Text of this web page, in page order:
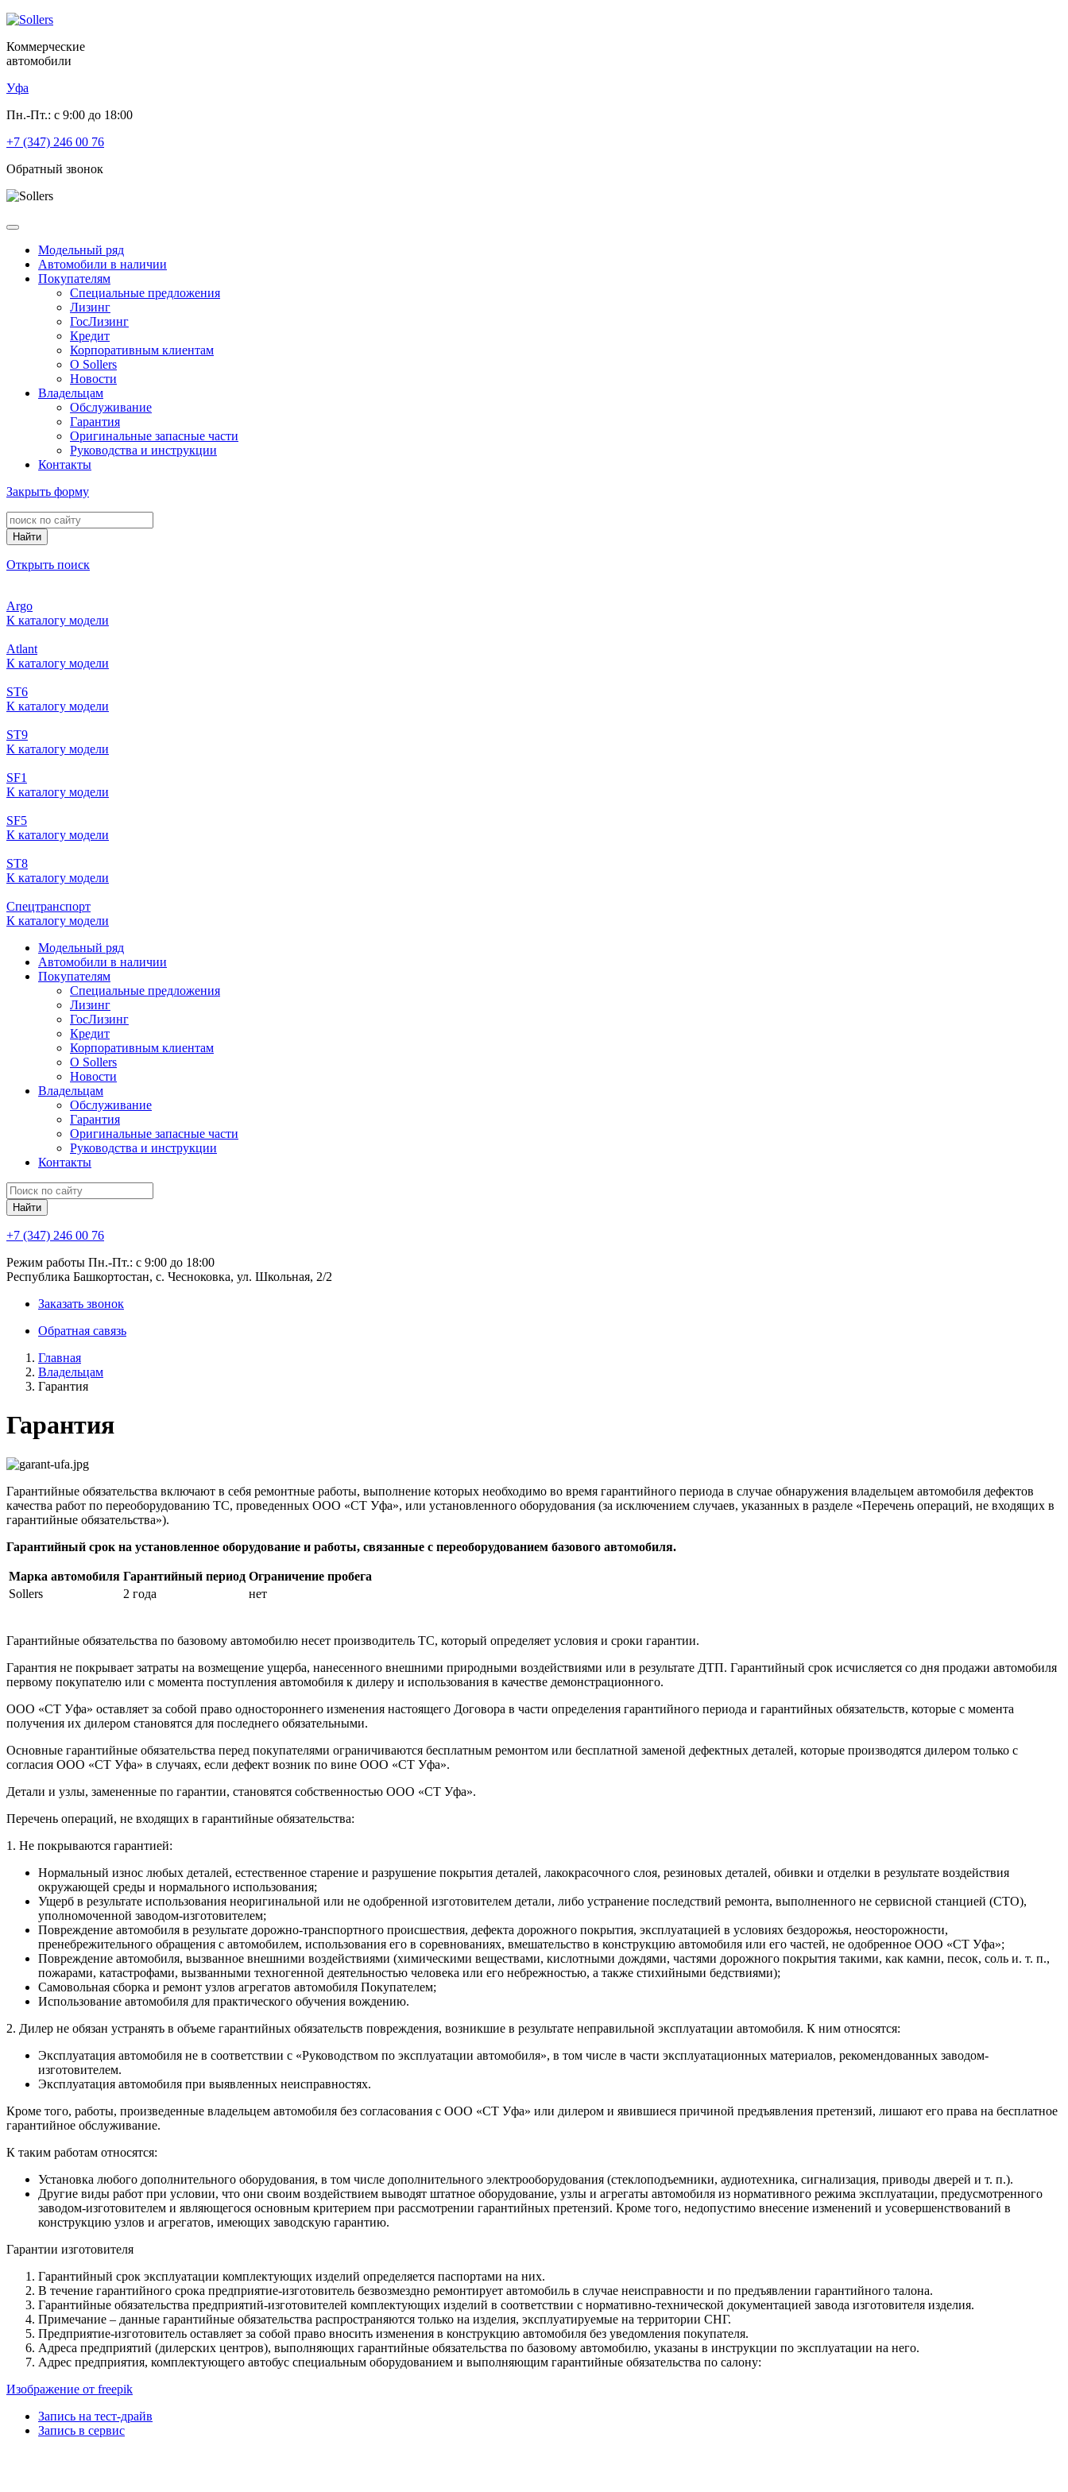
Коммерческие
автомобили
Уфа
Пн.-Пт.: с 9:00 до 18:00
+7 (347) 246 00 76
Обратный звонок
Модельный ряд
Автомобили в наличии
Покупателям
Специальные предложения
Лизинг
ГосЛизинг
Кредит
Корпоративным клиентам
О Sollers
Новости
Владельцам
Обслуживание
Гарантия
Оригинальные запасные части
Руководства и инструкции
Контакты
Закрыть форму
Найти
Открыть поиск
Argo
К каталогу модели
Atlant
К каталогу модели
ST6
К каталогу модели
ST9
К каталогу модели
SF1
К каталогу модели
SF5
К каталогу модели
ST8
К каталогу модели
Спецтранспорт
К каталогу модели
Модельный ряд
Автомобили в наличии
Покупателям
Специальные предложения
Лизинг
ГосЛизинг
Кредит
Корпоративным клиентам
О Sollers
Новости
Владельцам
Обслуживание
Гарантия
Оригинальные запасные части
Руководства и инструкции
Контакты
Найти
+7 (347) 246 00 76
Режим работы Пн.-Пт.: с 9:00 до 18:00
Республика Башкортостан, с. Чесноковка, ул. Школьная, 2/2
Заказать звонок
Обратная савязь
Главная
Владельцам
Гарантия
Гарантия
Гарантийные обязательства включают в себя ремонтные работы, выполнение которых необходимо во время гарантийного периода в случае обнаружения владельцем автомобиля дефектов
качества работ по переоборудованию ТС, проведенных ООО «СТ Уфа», или установленного оборудования (за исключением случаев, указанных в разделе «Перечень операций, не входящих в
гарантийные обязательства»).
Гарантийный срок на установленное оборудование и работы, связанные с переоборудованием базового автомобиля.
Марка автомобиля Гарантийный период Ограничение пробега
Sollers
2 года нет
Гарантийные обязательства по базовому автомобилю несет производитель ТС, который определяет условия и сроки гарантии.
Гарантия не покрывает затраты на возмещение ущерба, нанесенного внешними природными воздействиями или в результате ДТП. Гарантийный срок исчисляется со дня продажи автомобиля
первому покупателю или с момента поступления автомобиля к дилеру и использования в качестве демонстрационного.
ООО «СТ Уфа» оставляет за собой право одностороннего изменения настоящего Договора в части определения гарантийного периода и гарантийных обязательств, которые с момента
получения их дилером становятся для последнего обязательными.
Основные гарантийные обязательства перед покупателями ограничиваются бесплатным ремонтом или бесплатной заменой дефектных деталей, которые производятся дилером только с
согласия ООО «СТ Уфа» в случаях, если дефект возник по вине ООО «СТ Уфа».
Детали и узлы, замененные по гарантии, становятся собственностью ООО «СТ Уфа».
Перечень операций, не входящих в гарантийные обязательства:
1. Не покрываются гарантией:
Нормальный износ любых деталей, естественное старение и разрушение покрытия деталей, лакокрасочного слоя, резиновых деталей, обивки и отделки в результате воздействия
окружающей среды и нормального использования;
Ущерб в результате использования неоригинальной или не одобренной изготовителем детали, либо устранение последствий ремонта, выполненного не сервисной станцией (СТО),
уполномоченной заводом-изготовителем;
Повреждение автомобиля в результате дорожно-транспортного происшествия, дефекта дорожного покрытия, эксплуатацией в условиях бездорожья, неосторожности,
пренебрежительного обращения с автомобилем, использования его в соревнованиях, вмешательство в конструкцию автомобиля или его частей, не одобренное ООО «СТ Уфа»;
Повреждение автомобиля, вызванное внешними воздействиями (химическими веществами, кислотными дождями, частями дорожного покрытия такими, как камни, песок, соль и. т. п.,
пожарами, катастрофами, вызванными техногенной деятельностью человека или его небрежностью, а также стихийными бедствиями);
Самовольная сборка и ремонт узлов агрегатов автомобиля Покупателем;
Использование автомобиля для практического обучения вождению.
2. Дилер не обязан устранять в объеме гарантийных обязательств повреждения, возникшие в результате неправильной эксплуатации автомобиля. К ним относятся:
Эксплуатация автомобиля не в соответствии с «Руководством по эксплуатации автомобиля», в том числе в части эксплуатационных материалов, рекомендованных заводом-
изготовителем.
Эксплуатация автомобиля при выявленных неисправностях.
Кроме того, работы, произведенные владельцем автомобиля без согласования с ООО «СТ Уфа» или дилером и явившиеся причиной предъявления претензий, лишают его права на бесплатное
гарантийное обслуживание.
К таким работам относятся:
Установка любого дополнительного оборудования, в том числе дополнительного электрооборудования (стеклоподъемники, аудиотехника, сигнализация, приводы дверей и т. п.).
Другие виды работ при условии, что они своим воздействием выводят штатное оборудование, узлы и агрегаты автомобиля из нормативного режима эксплуатации, предусмотренного
заводом-изготовителем и являющегося основным критерием при рассмотрении гарантийных претензий. Кроме того, недопустимо внесение изменений и усовершенствований в
конструкцию узлов и агрегатов, имеющих заводскую гарантию.
Гарантии изготовителя
Гарантийный срок эксплуатации комплектующих изделий определяется паспортами на них.
В течение гарантийного срока предприятие-изготовитель безвозмездно ремонтирует автомобиль в случае неисправности и по предъявлении гарантийного талона.
Гарантийные обязательства предприятий-изготовителей комплектующих изделий в соответствии с нормативно-технической документацией завода изготовителя изделия.
Примечание – данные гарантийные обязательства распространяются только на изделия, эксплуатируемые на территории СНГ.
Предприятие-изготовитель оставляет за собой право вносить изменения в конструкцию автомобиля без уведомления покупателя.
Адреса предприятий (дилерских центров), выполняющих гарантийные обязательства по базовому автомобилю, указаны в инструкции по эксплуатации на него.
Адрес предприятия, комплектующего автобус специальным оборудованием и выполняющим гарантийные обязательства по салону:
Изображение от freepik
Запись на тест-драйв
Запись в сервис